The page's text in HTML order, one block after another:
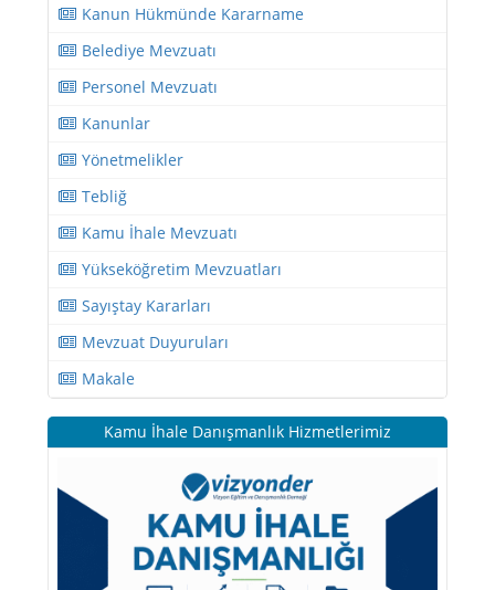
Kanun Hükmünde Kararname
Belediye Mevzuatı
Personel Mevzuatı
Kanunlar
Yönetmelikler
Tebliğ
Kamu İhale Mevzuatı
Yükseköğretim Mevzuatları
Sayıştay Kararları
Mevzuat Duyuruları
Makale
Kamu İhale Danışmanlık Hizmetlerimiz